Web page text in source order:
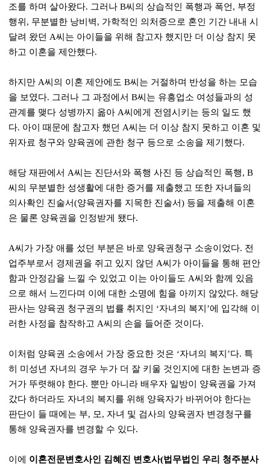
조를 하며 살아왔다. 그러나 B씨의 상습적인 폭행과 폭언, 부정
행위, 무분별한 낭비벽, 가학적인 의처증으로 혼인 기간 내내 시
달려 왔던 A씨는 아이들을 위해 참고자 했지만 더 이상 참지 못
하고 이혼을 제안했다.
하지만 A씨의 이혼 제안에도 B씨는 거절하며 반성을 하는 모습
을 보였다. 그러나 그 과정에서 B씨는 유흥업소 여성들과의 성
관계를 맺다 성병까지 옮아 A씨에게 전염시키는 등의 일도 했
다. 아이 때문에 참고자 했던 A씨는 더 이상 참지 못하고 이혼 및
위자료 청구와 양육권에 관한 청구 등으로 소송을 제기했다.
해당 재판에서 A씨는 진단서와 폭행 사진 등 상습적인 폭행, B
씨의 무분별한 성생활에 대한 증거를 제출했고 또한 자녀들의
의사확인 진술서(양육권자를 지목한 진술서) 등을 제출해 이혼
은 물론 양육권을 인정받게 됐다.
A씨가 가장 애를 섰던 부분은 바로 양육권청구 소송이었다. 전
업주부로서 경제권을 쥐고 있지 않던 A씨가 아이들을 통해 편안
함과 안정감을 느낄 수 있었고 이는 아이들도 A씨와 함께 있음
으로 해서 느낀다며 이에 대한 소명에 힘을 아끼지 않았다. 해당
판사는 양육권 청구권의 법률 취지인 ‘자녀의 복지’에 입각해 이
러한 사정을 참작하고 A씨의 손을 들어준 것이다.
이처럼 양육권 소송에서 가장 중요한 것은 ‘자녀의 복지’다. 특
히 미성년 자녀의 경우 누가 더 잘 키울 것인지에 대한 논변과 증
거가 뚜렷해야 한다. 뿐만 아니라 배우자 일방이 양육권을 가져
갔다 하더라도 자녀의 복지를 위해 양육자가 바뀌어야 한다는
판단이 들 때에는 부, 모, 자녀 및 검사의 양육권자 변경청구를
통해 양육권자를 변경할 수 있다.
이에 이혼전문변호사인 김혜진 변호사(법무법인 우리 청주분사